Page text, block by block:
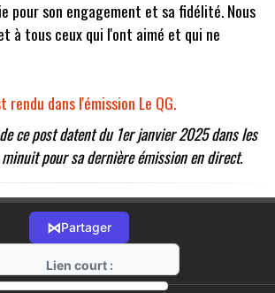
pour son engagement et sa fidélité. Nous
à tous ceux qui l'ont aimé et qui ne
rendu dans l'émission Le QG.
ce post datent du 1er janvier 2025 dans les
pour sa dernière émission en direct.
⋈Partager
Lien court :